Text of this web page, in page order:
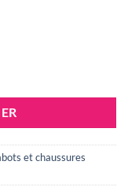
et chaussures